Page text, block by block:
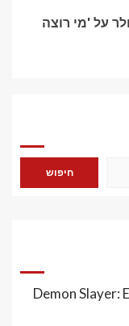
על 'מי רוצה
חיפוש
Demon Slayer: